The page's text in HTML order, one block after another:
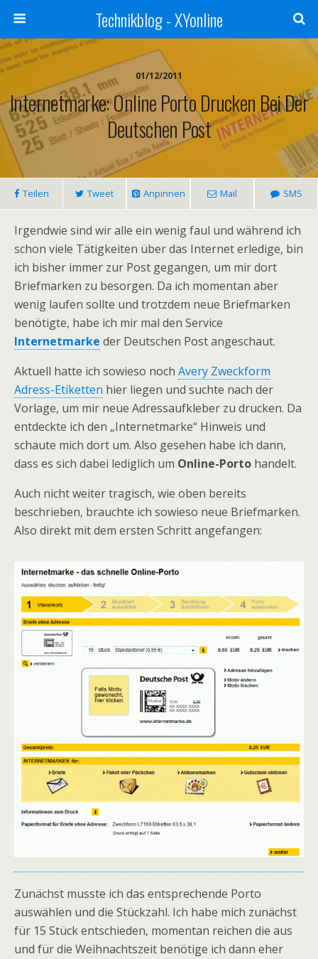
Technikblog - XYonline
01/12/2011
Internetmarke: Online Porto Drucken Bei Der
Deutschen Post
Teilen Tweet Anpinnen Mail SMS
Irgendwie sind wir alle ein wenig faul und während ich
schon viele Tätigkeiten über das Internet erledige, bin
ich bisher immer zur Post gegangen, um mir dort
Briefmarken zu besorgen. Da ich momentan aber
wenig laufen sollte und trotzdem neue Briefmarken
benötigte, habe ich mir mal den Service
Internetmarke der Deutschen Post angeschaut.
Aktuell hatte ich sowieso noch Avery Zweckform
Adress-Etiketten hier liegen und suchte nach der
Vorlage, um mir neue Adressaufkleber zu drucken. Da
entdeckte ich den „Internetmarke“ Hinweis und
schaute mich dort um. Also gesehen habe ich dann,
dass es sich dabei lediglich um Online-Porto handelt.
Auch nicht weiter tragisch, wie oben bereits
beschrieben, brauchte ich sowieso neue Briefmarken.
Also direkt mit dem ersten Schritt angefangen:
Zunächst musste ich das entsprechende Porto
auswählen und die Stückzahl. Ich habe mich zunächst
für 15 Stück entschieden, momentan reichen die aus
und für die Weihnachtszeit benötige ich dann eher